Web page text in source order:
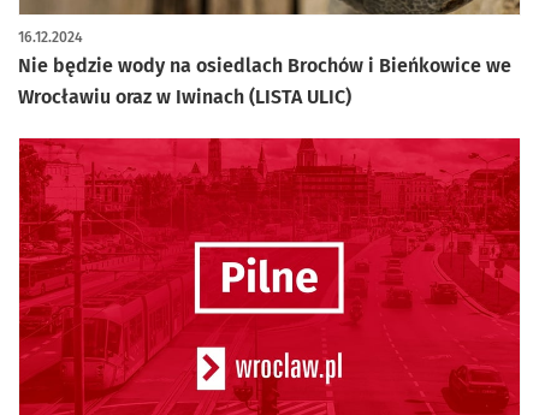
Nie będzie wody na osiedlach Brochów i Bieńkowice we
Wrocławiu oraz w Iwinach (LISTA ULIC)
16.12.2024